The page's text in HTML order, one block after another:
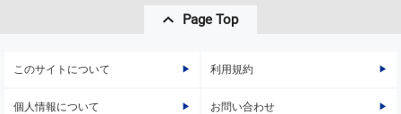
Page Top
このサイトについて 利用規約
個人情報について お問い合わせ